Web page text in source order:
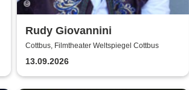
Rudy Giovannini
Cottbus, Filmtheater Weltspiegel Cottbus
13.09.2026